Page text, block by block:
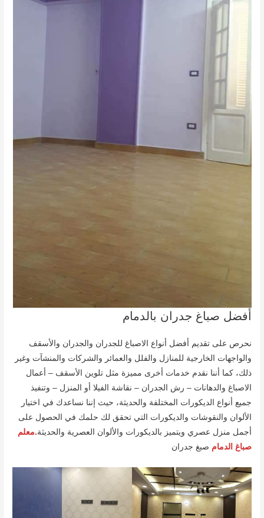
أفضل صباغ جدران بالدمام
نحرص على تقديم أفضل أنواع الاصباغ للجدران والجدران والأسقف
والواجهات الخارجية للمنازل والفلل والعمائر والشركات والمنشآت وغير
ذلك، كما أننا نقدم خدمات أخرى مميزة مثل تلوين الأسقف – أعمال
الاصباغ والدهانات – رش الجدران – نقاشة الفيلا أو المنزل – وتنفيذ
جميع أنواع الديكورات المختلفة والحديثة، حيث إننا نساعدك في اختيار
الألوان والنقوشات والديكورات التي تحقق لك حلمك في الحصول على
أجمل منزل عصري ويتميز بالديكورات والألوان العصرية والحديثة.معلم
صباغ الدمام صبغ جدران